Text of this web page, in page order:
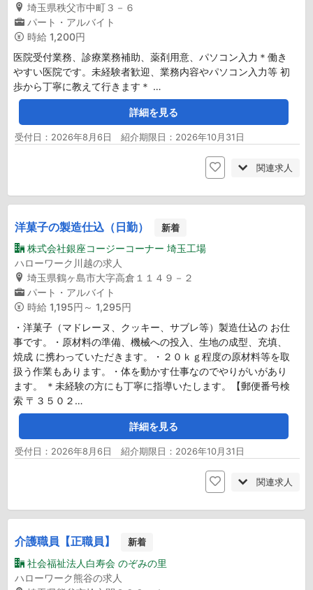
埼玉県秩父市中町３－６
パート・アルバイト
時給 1,200円
医院受付業務、診療業務補助、薬剤用意、パソコン入力＊働き
やすい医院です。未経験者歓迎、業務内容やパソコン入力等 初
歩から丁寧に教えて行きます＊ …
詳細を見る
受付日：2026年8月6日 紹介期限日：2026年10月31日
関連求人
洋菓子の製造仕込（日勤） 新着
株式会社銀座コージーコーナー 埼玉工場
ハローワーク川越の求人
埼玉県鶴ヶ島市大字高倉１１４９－２
パート・アルバイト
時給 1,195円～ 1,295円
・洋菓子（マドレーヌ、クッキー、サブレ等）製造仕込の お仕
事です。・原材料の準備、機械への投入、生地の成型、充填、
焼成 に携わっていただきます。・２０ｋｇ程度の原材料等を取
扱う作業もあります。・体を動かす仕事なのでやりがいがあり
ます。 ＊未経験の方にも丁寧に指導いたします。【郵便番号検
索 〒３５０２…
詳細を見る
受付日：2026年8月6日 紹介期限日：2026年10月31日
関連求人
介護職員【正職員】 新着
社会福祉法人白寿会 のぞみの里
ハローワーク熊谷の求人